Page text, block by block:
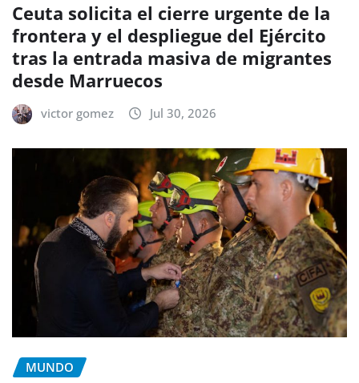
Ceuta solicita el cierre urgente de la
frontera y el despliegue del Ejército
tras la entrada masiva de migrantes
desde Marruecos
victor gomez Jul 30, 2026
MUNDO